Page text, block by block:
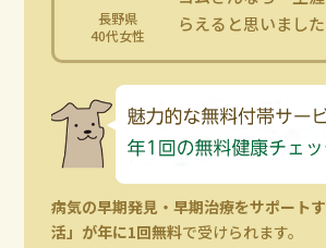
長野県
40代女性
らえると思いました
病気の早期発見・早期治療をサポート
活」が年に1回無料で受けられます。